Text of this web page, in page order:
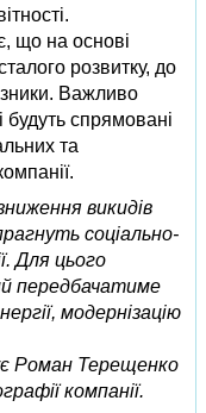
що на основі
розвитку, до
Важливо
будуть спрямовані
та
викидів
соціально-
Для цього
передбачатиме
модернізацію
Роман Терещенко
компанії.